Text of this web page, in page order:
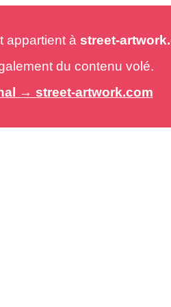
appartient à street-
du contenu volé.
→ street-artwork.com